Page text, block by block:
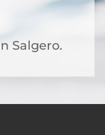
Salgero.